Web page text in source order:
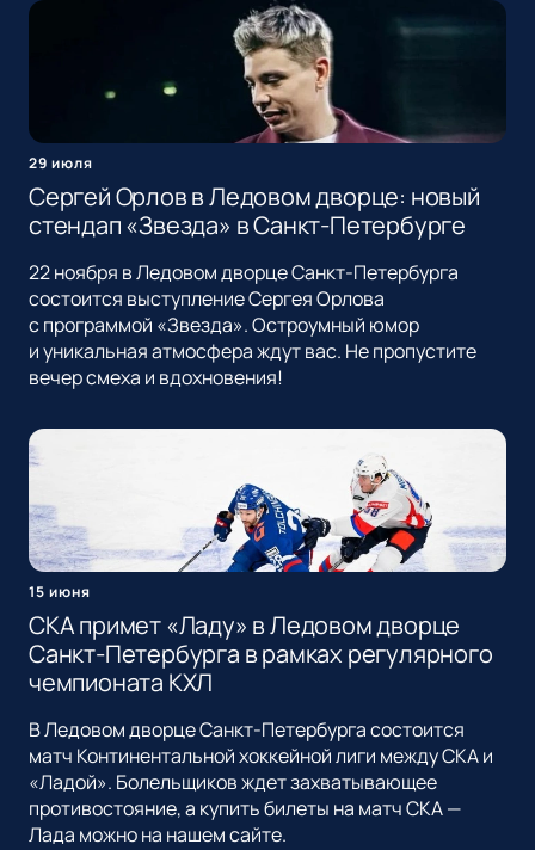
29 июля
Сергей Орлов в Ледовом дворце: новый
стендап «Звезда» в Санкт-Петербурге
22 ноября в Ледовом дворце Санкт-Петербурга
состоится выступление Сергея Орлова
с программой «Звезда». Остроумный юмор
и уникальная атмосфера ждут вас. Не пропустите
вечер смеха и вдохновения!
15 июня
СКА примет «Ладу» в Ледовом дворце
Санкт-Петербурга в рамках регулярного
чемпионата КХЛ
В Ледовом дворце Санкт-Петербурга состоится
матч Континентальной хоккейной лиги между СКА и
«Ладой». Болельщиков ждет захватывающее
противостояние, а купить билеты на матч СКА —
Лада можно на нашем сайте.